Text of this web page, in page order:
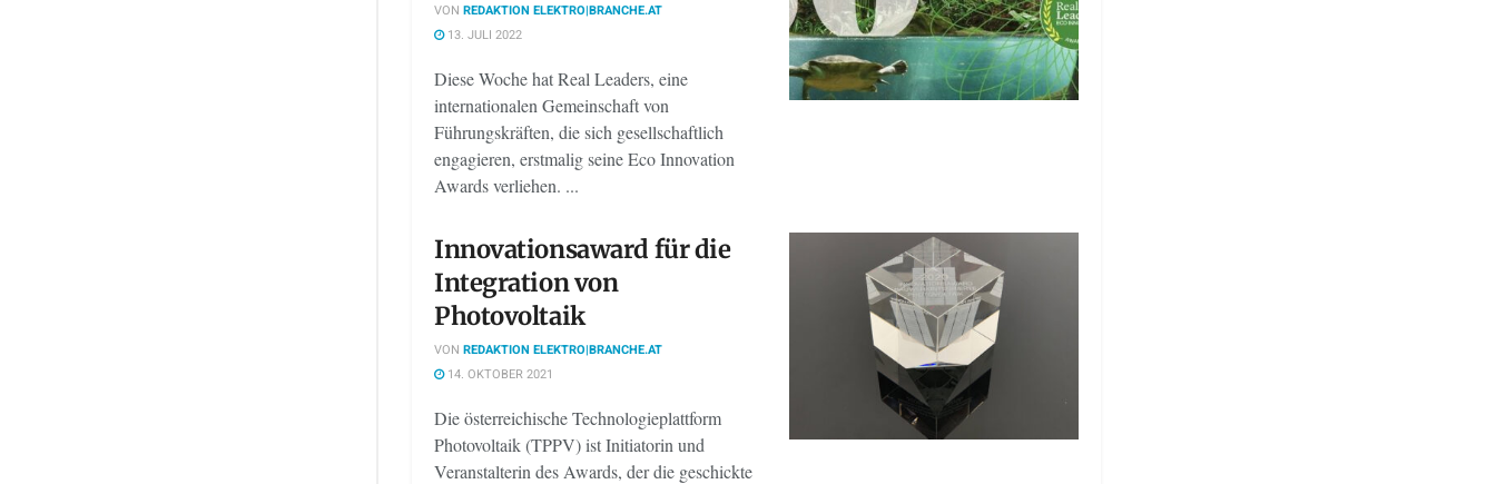
VON REDAKTION ELEKTRO|BRANCHE.AT
13. JULI 2022
Diese Woche hat Real Leaders, eine
internationalen Gemeinschaft von
Führungskräften, die sich gesellschaftlich
engagieren, erstmalig seine Eco Innovation
Awards verliehen. ...
Innovationsaward für die
Integration von
Photovoltaik
VON REDAKTION ELEKTRO|BRANCHE.AT
14. OKTOBER 2021
Die österreichische Technologieplattform
Photovoltaik (TPPV) ist Initiatorin und
Veranstalterin des Awards, der die geschickte